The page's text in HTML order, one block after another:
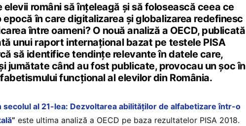
elevii români să înțeleagă și să folosească ceea ce
în care digitalizarea și globalizarea redefinesc
între oameni? O nouă analiză a OECD, publicată
unui raport internațional bazat pe testele PISA
să identifice tendințe relevante în datele care,
jumătate când au fost publicate, provocau un șoc în
funcțional al elevilor din România.
secolul al 21-lea: Dezvoltarea abilităților de alfabetizare într-o
” este ultima analiză a OECD pe baza rezultatelor PISA 2018.